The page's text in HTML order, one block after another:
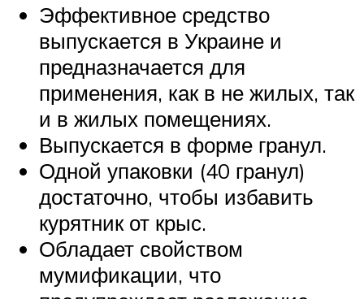
Эффективное средство
выпускается в Украине и
предназначается для
применения, как в не жилых, так
и в жилых помещениях.
Выпускается в форме гранул.
Одной упаковки (40 гранул)
достаточно, чтобы избавить
курятник от крыс.
Обладает свойством
мумификации, что